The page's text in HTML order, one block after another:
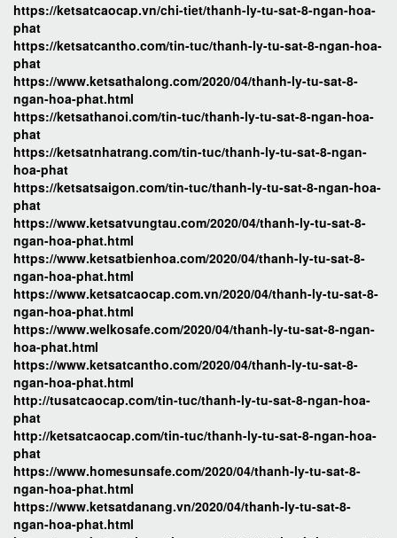
https://ketsatcaocap.vn/chi-tiet/thanh-ly-tu-sat-8-ngan-hoa-
phat
https://ketsatcantho.com/tin-tuc/thanh-ly-tu-sat-8-ngan-hoa-
phat
https://www.ketsathalong.com/2020/04/thanh-ly-tu-sat-8-
ngan-hoa-phat.html
https://ketsathanoi.com/tin-tuc/thanh-ly-tu-sat-8-ngan-hoa-
phat
https://ketsatnhatrang.com/tin-tuc/thanh-ly-tu-sat-8-ngan-
hoa-phat
https://ketsatsaigon.com/tin-tuc/thanh-ly-tu-sat-8-ngan-hoa-
phat
https://www.ketsatvungtau.com/2020/04/thanh-ly-tu-sat-8-
ngan-hoa-phat.html
https://www.ketsatbienhoa.com/2020/04/thanh-ly-tu-sat-8-
ngan-hoa-phat.html
https://www.ketsatcaocap.com.vn/2020/04/thanh-ly-tu-sat-8-
ngan-hoa-phat.html
https://www.welkosafe.com/2020/04/thanh-ly-tu-sat-8-ngan-
hoa-phat.html
https://www.ketsatcantho.com/2020/04/thanh-ly-tu-sat-8-
ngan-hoa-phat.html
http://tusatcaocap.com/tin-tuc/thanh-ly-tu-sat-8-ngan-hoa-
phat
http://ketsatcaocap.com/tin-tuc/thanh-ly-tu-sat-8-ngan-hoa-
phat
https://www.homesunsafe.com/2020/04/thanh-ly-tu-sat-8-
ngan-hoa-phat.html
https://www.ketsatdanang.vn/2020/04/thanh-ly-tu-sat-8-
ngan-hoa-phat.html